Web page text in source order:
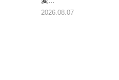
2026.08.07